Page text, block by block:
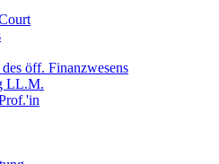
öff. Finanzwesens
LL.M.